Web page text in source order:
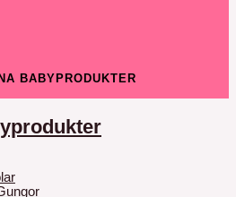
BABYPRODUKTER